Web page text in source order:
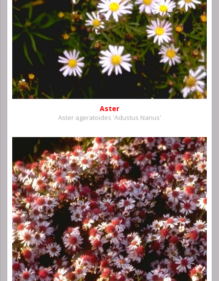
Aster
Aster ageratoides 'Adustus Nanus'